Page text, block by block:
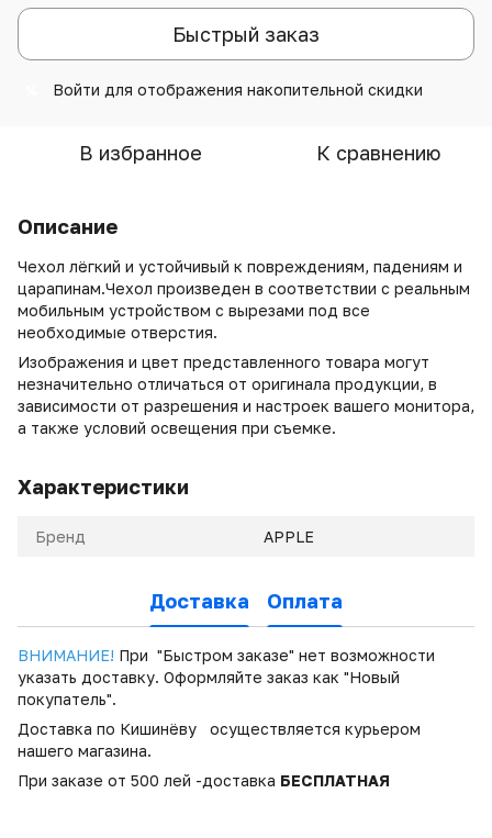
Быстрый заказ
Войти для отображения накопительной скидки
В избранное К сравнению
Описание
Чехол лёгкий и устойчивый к повреждениям, падениям и
царапинам.Чехол произведен в соответствии с реальным
мобильным устройством с вырезами под все
необходимые отверстия.
Изображения и цвет представленного товара могут
незначительно отличаться от оригинала продукции, в
зависимости от разрешения и настроек вашего монитора,
а также условий освещения при съемке.
Характеристики
Бренд APPLE
Доставка Оплата
ВНИМАНИЕ! При "Быстром заказе" нет возможности
указать доставку. Оформляйте заказ как "Новый
покупатель".
Доставка по Кишинёву осуществляется курьером
нашего магазина.
При заказе от 500 лей -доставка БЕСПЛАТНАЯ